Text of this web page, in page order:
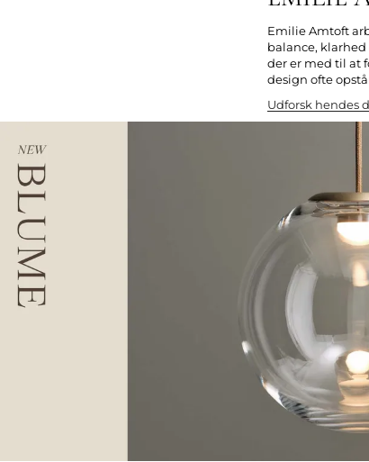
Emilie Amtoft
balance,
der er med til at
design ofte
Udforsk hendes